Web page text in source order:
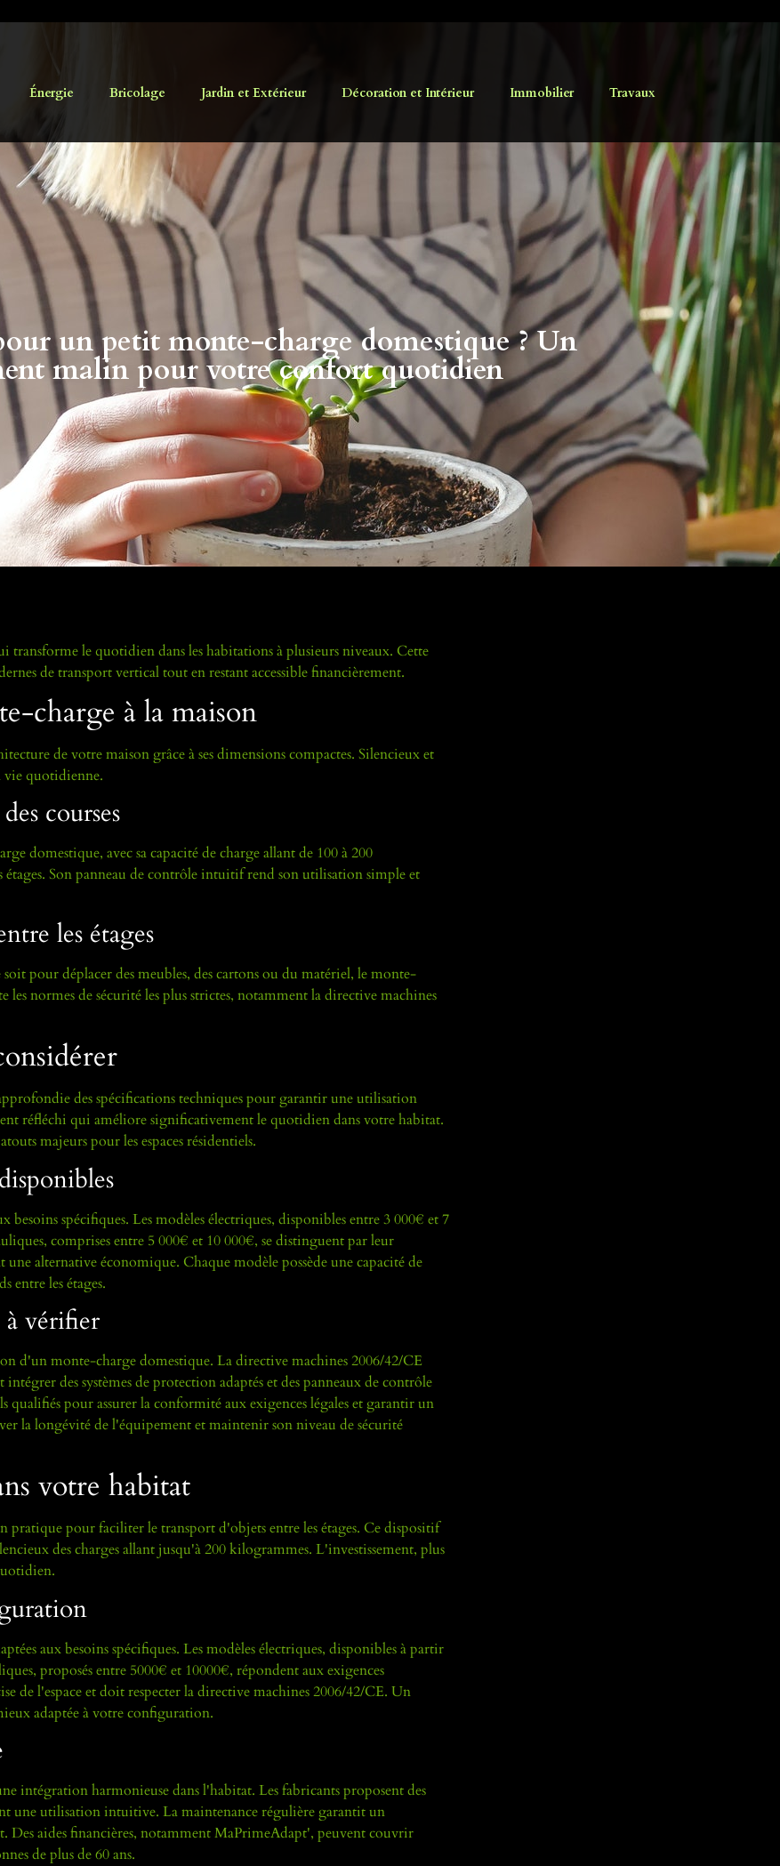
Énergie Bricolage Jardin et Extérieur Décoration et Intérieur Immobilier Travaux
un petit monte-charge domestique ? Un
malin pour votre confort quotidien
le quotidien dans les habitations à plusieurs niveaux. Cette
de transport vertical tout en restant accessible financièrement.
charge à la maison
de votre maison grâce à ses dimensions compactes. Silencieux et
vie quotidienne.
courses
domestique, avec sa capacité de charge allant de 100 à 200
Son panneau de contrôle intuitif rend son utilisation simple et
les étages
pour déplacer des meubles, des cartons ou du matériel, le monte-
les normes de sécurité les plus strictes, notamment la directive machines
des spécifications techniques pour garantir une utilisation
réfléchi qui améliore significativement le quotidien dans votre habitat.
majeurs pour les espaces résidentiels.
spécifiques. Les modèles électriques, disponibles entre 3 000€ et 7
comprises entre 5 000€ et 10 000€, se distinguent par leur
une alternative économique. Chaque modèle possède une capacité de
entre les étages.
à vérifier
d'un monte-charge domestique. La directive machines 2006/42/CE
des systèmes de protection adaptés et des panneaux de contrôle
pour assurer la conformité aux exigences légales et garantir un
la longévité de l'équipement et maintenir son niveau de sécurité
votre habitat
pour faciliter le transport d'objets entre les étages. Ce dispositif
des charges allant jusqu'à 200 kilogrammes. L'investissement, plus
aux besoins spécifiques. Les modèles électriques, disponibles à partir
proposés entre 5000€ et 10000€, répondent aux exigences
de l'espace et doit respecter la directive machines 2006/42/CE. Un
adaptée à votre configuration.
intégration harmonieuse dans l'habitat. Les fabricants proposent des
une utilisation intuitive. La maintenance régulière garantit un
aides financières, notamment MaPrimeAdapt', peuvent couvrir
de plus de 60 ans.